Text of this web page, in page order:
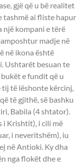
gjë që u bë realitet
tashmë ai fliste hapur
një kompani e tërë
madje në
në ikona është
Ushtarët besuan te
e fundit që u
të lëshonte kërcinj,
të gjithë, së bashku
Babila (4 shtator).
Krishtit), i cili më
i neveritshëm), iu
në Antioki. Ky dha
nga flokët dhe e